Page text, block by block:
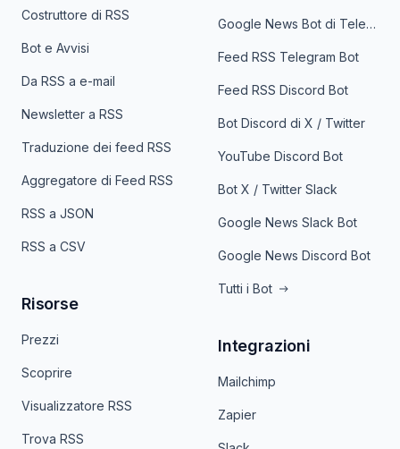
Costruttore di RSS
Bot e Avvisi
Da RSS a e-mail
Newsletter a RSS
Traduzione dei feed RSS
Aggregatore di Feed RSS
RSS a JSON
RSS a CSV
Risorse
Prezzi
Scoprire
Visualizzatore RSS
Trova RSS
Google News Bot di Telegram
Feed RSS Telegram Bot
Feed RSS Discord Bot
Bot Discord di X / Twitter
YouTube Discord Bot
Bot X / Twitter Slack
Google News Slack Bot
Google News Discord Bot
Tutti i Bot
Integrazioni
Mailchimp
Zapier